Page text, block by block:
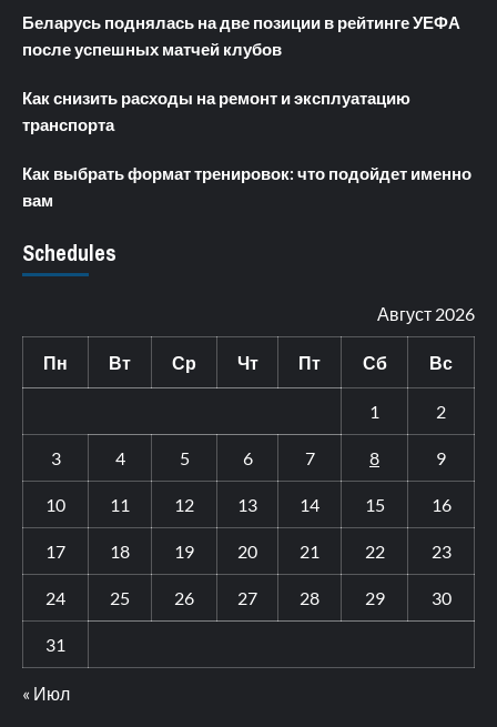
Беларусь поднялась на две позиции в рейтинге УЕФА
после успешных матчей клубов
Как снизить расходы на ремонт и эксплуатацию
транспорта
Как выбрать формат тренировок: что подойдет именно
вам
Schedules
Август 2026
Пн Вт Ср Чт Пт Сб Вс
1 2
3 4 5 6 7 8 9
10 11 12 13 14 15 16
17 18 19 20 21 22 23
24 25 26 27 28 29 30
31
« Июл